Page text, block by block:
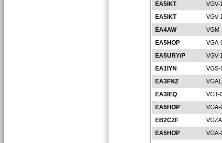
EA5IKT
VGV-
EA5IKT
VGV-
EA4AW
EA5HOP
EA5URY/P
VGV-
EA1IYN
EA3FNZ
EA3IEQ
VGT-
EA5HOP
EB2CZF
EA5HOP